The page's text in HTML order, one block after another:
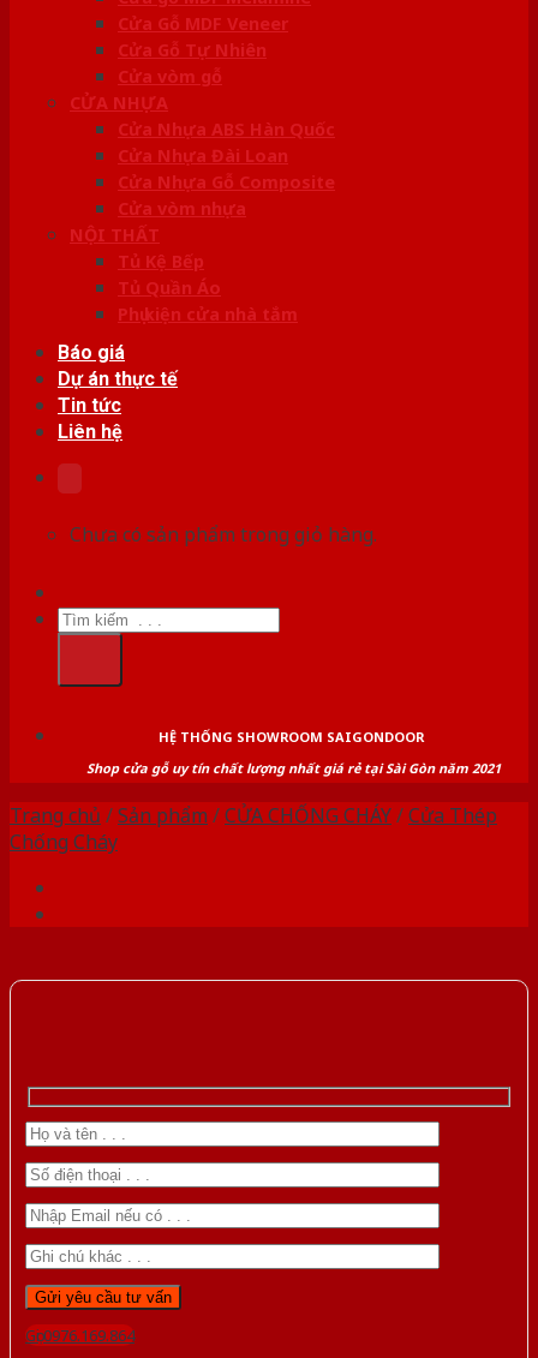
Cửa Gỗ MDF Veneer
Cửa Gỗ Tự Nhiên
Cửa vòm gỗ
CỬA NHỰA
Cửa Nhựa ABS Hàn Quốc
Cửa Nhựa Đài Loan
Cửa Nhựa Gỗ Composite
Cửa vòm nhựa
NỘI THẤT
Tủ Kệ Bếp
Tủ Quần Áo
Phụ kiện cửa nhà tắm
Báo giá
Dự án thực tế
Tin tức
Liên hệ
Chưa có sản phẩm trong giỏ hàng.
Tìm
kiếm:
HỆ THỐNG SHOWROOM SAIGONDOOR
Shop cửa gỗ uy tín chất lượng nhất giá rẻ tại Sài Gòn năm 2021
Trang chủ /Sản phẩm /CỬA CHỐNG CHÁY/Cửa Thép
Chống Cháy
Gọi 0976.169.864